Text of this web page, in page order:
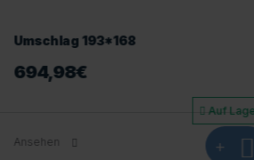
Cover 234*234